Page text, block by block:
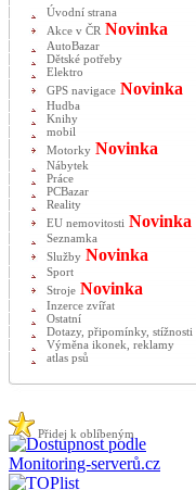
Úvodní strana
Akce v ČR Novinka
AutoBazar
Dětské potřeby
Elektro
GPS navigace Novinka
Hudba
Knihy
mobil
Motorky Novinka
Nábytek
Práce
PCBazar
Reality
EU nemovitosti Novinka
Seznamka
Služby Novinka
Sport
Stroje Novinka
Inzerce zvířat
Ostatní
Dotazy, připomínky, stížnosti
Výměna ikonek, reklamy
atlas psů
Přidej k oblíbeným